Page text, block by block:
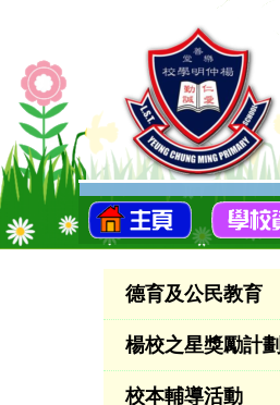
德育及公民教育
楊校之星獎勵計劃
校本輔導活動